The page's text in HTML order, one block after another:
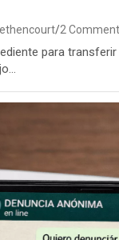
2
para